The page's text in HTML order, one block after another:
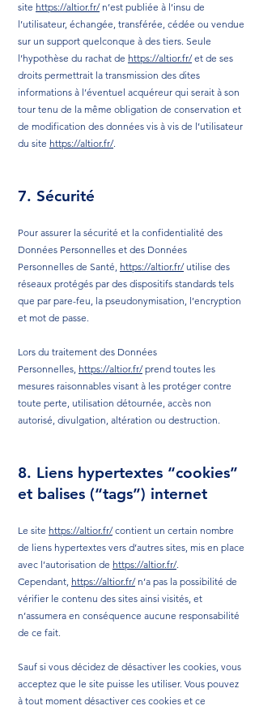
site https://altior.fr/n’est publiée à l’insu de
l’utilisateur, échangée, transférée, cédée ou vendue
sur un support quelconque à des tiers. Seule
l’hypothèse du rachat de https://altior.fr/et de ses
droits permettrait la transmission des dites
informations à l’éventuel acquéreur qui serait à son
tour tenu de la même obligation de conservation et
de modification des données vis à vis de l’utilisateur
du site https://altior.fr/.
7. Sécurité
Pour assurer la sécurité et la confidentialité des
Données Personnelles et des Données
Personnelles de Santé, https://altior.fr/utilise des
réseaux protégés par des dispositifs standards tels
que par pare-feu, la pseudonymisation, l’encryption
et mot de passe.
Lors du traitement des Données
Personnelles, https://altior.fr/prend toutes les
mesures raisonnables visant à les protéger contre
toute perte, utilisation détournée, accès non
autorisé, divulgation, altération ou destruction.
8. Liens hypertextes “cookies”
et balises (“tags”) internet
Le site https://altior.fr/contient un certain nombre
de liens hypertextes vers d’autres sites, mis en place
avec l’autorisation de https://altior.fr/.
Cependant, https://altior.fr/n’a pas la possibilité de
vérifier le contenu des sites ainsi visités, et
n’assumera en conséquence aucune responsabilité
de ce fait.
Sauf si vous décidez de désactiver les cookies, vous
acceptez que le site puisse les utiliser. Vous pouvez
à tout moment désactiver ces cookies et ce